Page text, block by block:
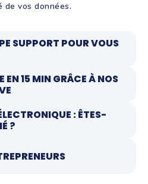
de vos données.
SUPPORT POUR VOUS
EN 15 MIN GRÂCE À NOS
: ÊTES-
?